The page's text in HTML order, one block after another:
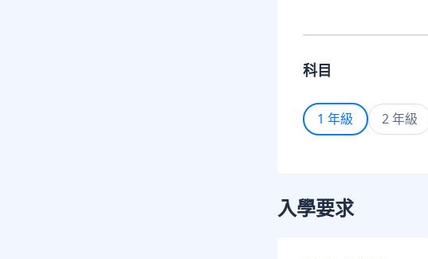
科目
1 年級 2 年級
入學要求